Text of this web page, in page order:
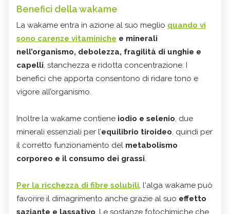
Benefici della wakame
La wakame entra in azione al suo meglio quando vi
sono carenze vitaminiche e minerali
nell’organismo, debolezza, fragilità di unghie e
capelli, stanchezza e ridotta concentrazione. I
benefici che apporta consentono di ridare tono e
vigore all’organismo.
Inoltre la wakame contiene iodio e selenio, due
minerali essenziali per l’equilibrio tiroideo, quindi per
il corretto funzionamento del metabolismo
corporeo e il consumo dei grassi.
Per la ricchezza di fibre solubili, l'alga wakame può
favorire il dimagrimento anche grazie al suo effetto